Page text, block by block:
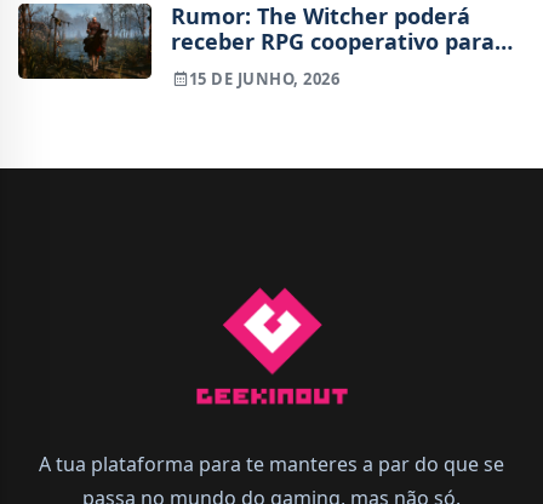
Rumor: The Witcher poderá
receber RPG cooperativo para
PC e smartphones
15 DE JUNHO, 2026
A tua plataforma para te manteres a par do que se
passa no mundo do gaming, mas não só.